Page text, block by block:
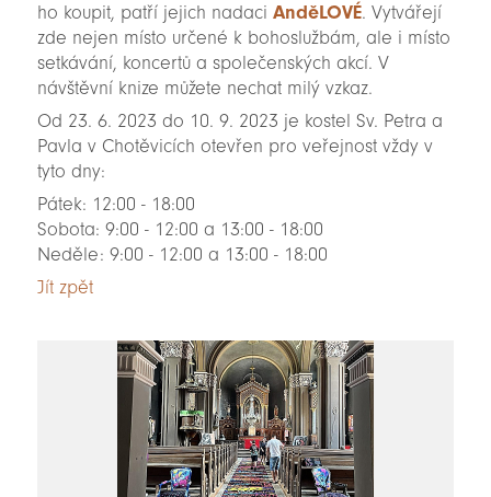
ho koupit, patří jejich nadaci AnděLOVÉ. Vytvářejí
zde nejen místo určené k bohoslužbám, ale i místo
setkávání, koncertů a společenských akcí. V
návštěvní knize můžete nechat milý vzkaz.
Od 23. 6. 2023 do 10. 9. 2023 je kostel Sv. Petra a
Pavla v Chotěvicích otevřen pro veřejnost vždy v
tyto dny:
Pátek: 12:00 - 18:00
Sobota: 9:00 - 12:00 a 13:00 - 18:00
Neděle: 9:00 - 12:00 a 13:00 - 18:00
Jít zpět